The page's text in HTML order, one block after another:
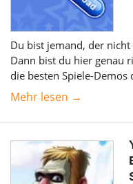
Du bist jemand, der nicht
Dann bist du hier genau
die besten Spiele-Demos
Mehr lesen →